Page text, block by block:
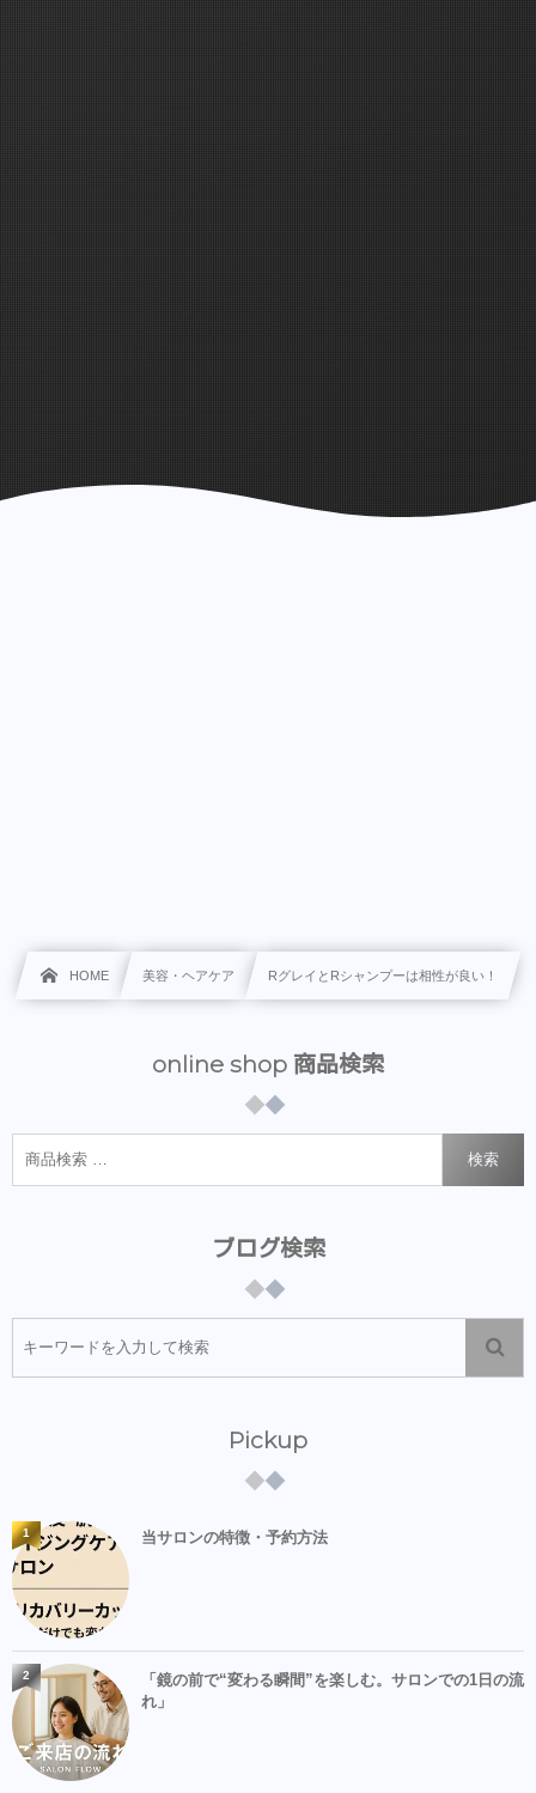
HOME 美容・ヘアケア RグレイとRシャンプーは相性が良い！
online shop 商品検索
検索
ブログ検索
Pickup
当サロンの特徴・予約方法
1
「鏡の前で“変わる瞬間”を楽しむ。サロンでの1日の流
れ」
2